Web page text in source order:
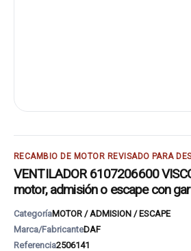
RECAMBIO DE MOTOR REVISADO PARA
VENTILADOR 6107206600
motor, admisión o escape con
CategoríaMOTOR / ADMISION / ESCAPE
Marca/FabricanteDAF
Referencia2506141